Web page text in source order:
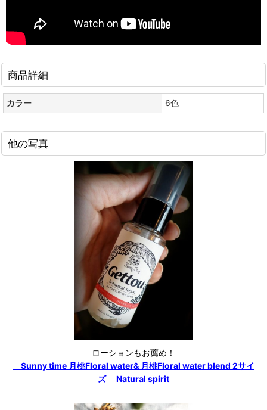
商品詳細
カラー 6色
他の写真
ローションもお薦め！
Sunny time 月桃Floral water& 月桃Floral water blend 2サイ
ズ Natural spirit